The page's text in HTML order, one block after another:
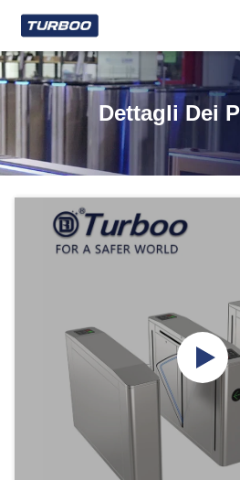
Dettagli Dei